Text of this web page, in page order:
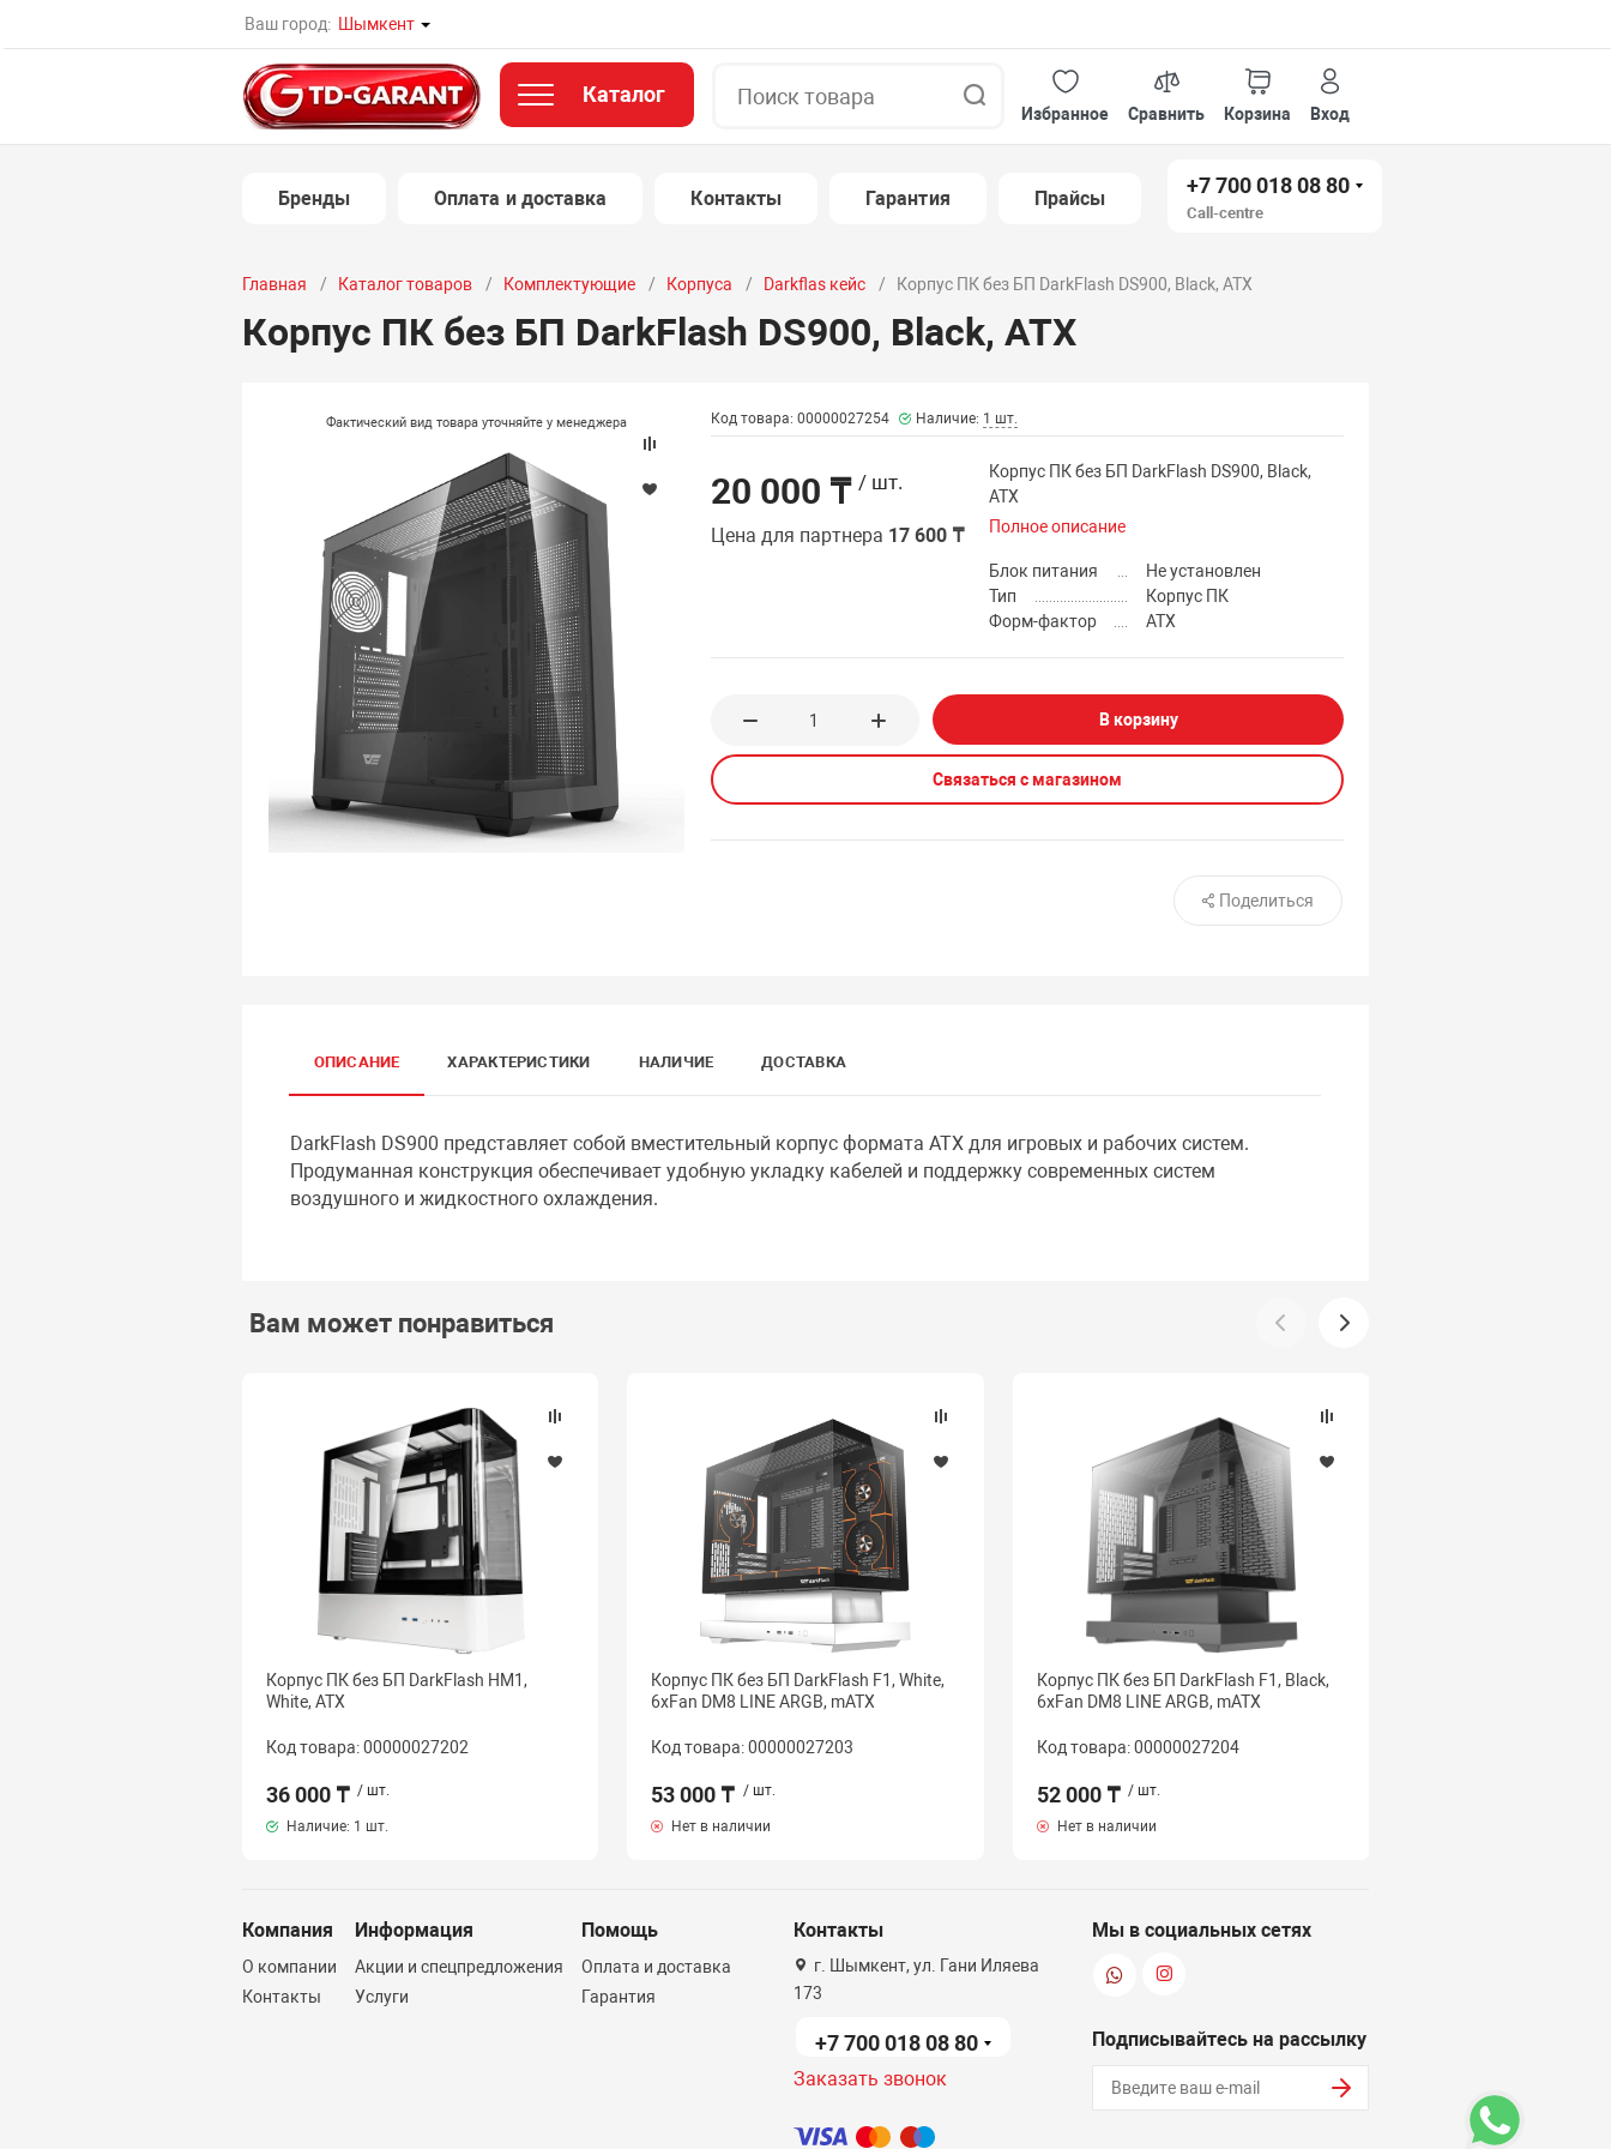
Ваш город: Шымкент
Каталог
Избранное
Сравнить Корзина Вход
Бренды Оплата и доставка Контакты Гарантия Прайсы
+7 700 018 08 80
Call-centre
Главная Каталог товаров Комплектующие Корпуса Darkflas кейс Корпус ПК без БП DarkFlash DS900, Black, ATX
Корпус ПК без БП DarkFlash DS900, Black, ATX
Фактический вид товара уточняйте у менеджера Код товара: 00000027254 Наличие: 1 шт.
20 000 ₸ / шт.
Цена для партнера 17 600 ₸
Корпус ПК без БП DarkFlash DS900, Black,
ATX
Полное описание
Блок питания
Не установлен
Тип
Корпус ПК
Форм-фактор
ATX
В корзину
Связаться с магазином
Поделиться
ОПИСАНИЕ ХАРАКТЕРИСТИКИ НАЛИЧИЕ ДОСТАВКА
DarkFlash DS900 представляет собой вместительный корпус формата ATX для игровых и рабочих систем.
Продуманная конструкция обеспечивает удобную укладку кабелей и поддержку современных систем
воздушного и жидкостного охлаждения.
Вам может понравиться
Корпус ПК без БП DarkFlash HM1,
White, ATX
Код товара: 00000027202
36 000 ₸ / шт.
Наличие: 1 шт.
Корпус ПК без БП DarkFlash F1, White,
6xFan DM8 LINE ARGB, mATX
Код товара: 00000027203
53 000 ₸ / шт.
Нет в наличии
Корпус ПК без БП DarkFlash F1, Black,
6xFan DM8 LINE ARGB, mATX
Код товара: 00000027204
52 000 ₸ / шт.
Нет в наличии
Компания
О компании
Контакты
Информация
Акции и спецпредложения
Услуги
Помощь
Оплата и доставка
Гарантия
Контакты
г. Шымкент, ул. Гани Иляева
173
+7 700 018 08 80
Заказать звонок
Мы в социальных сетях
Подписывайтесь на рассылку